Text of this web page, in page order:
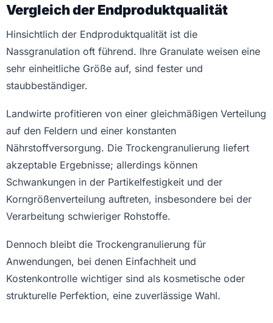
Vergleich der Endproduktqualität
Hinsichtlich der Endproduktqualität ist die
Nassgranulation oft führend. Ihre Granulate weisen eine
sehr einheitliche Größe auf, sind fester und
staubbeständiger.
Landwirte profitieren von einer gleichmäßigen Verteilung
auf den Feldern und einer konstanten
Nährstoffversorgung. Die Trockengranulierung liefert
akzeptable Ergebnisse; allerdings können
Schwankungen in der Partikelfestigkeit und der
Korngrößenverteilung auftreten, insbesondere bei der
Verarbeitung schwieriger Rohstoffe.
Dennoch bleibt die Trockengranulierung für
Anwendungen, bei denen Einfachheit und
Kostenkontrolle wichtiger sind als kosmetische oder
strukturelle Perfektion, eine zuverlässige Wahl.